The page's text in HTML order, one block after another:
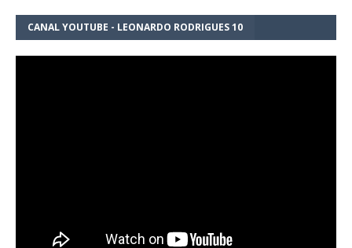
CANAL YOUTUBE - LEONARDO RODRIGUES 10